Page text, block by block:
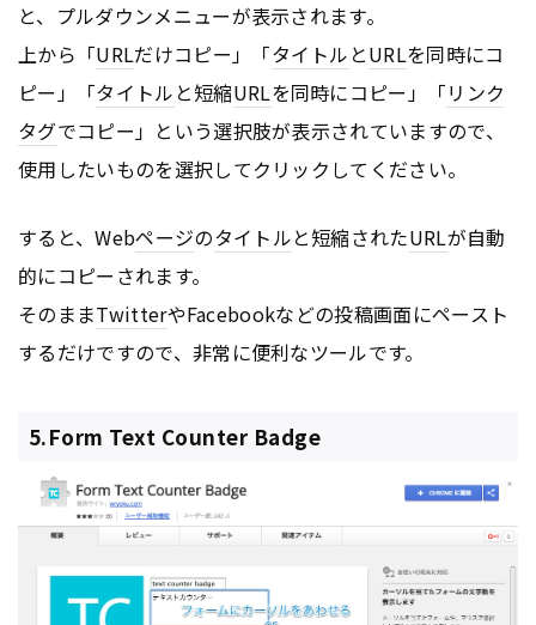
と、プルダウンメニューが表示されます。
上から「URLだけコピー」「タイトル とURLを同時にコ
ピー」「タイトル と短縮URLを同時にコピー」「リンク
タグでコピー」という選択肢が表示されていますので、
使用したいものを選択してクリックしてください。
すると、Webページのタイトルと短縮されたURLが自動
的にコピーされます。
そのままTwitterやFacebookなどの投稿画面にペースト
するだけですので、非常に便利なツールです。
5.Form Text Counter Badge